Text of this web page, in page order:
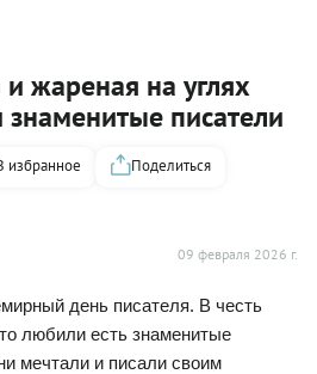
жареная на углях
писатели
09 февраля 2026 г.
избранное
Поделиться
день писателя. В честь
любили есть знаменитые
мечтали и писали своим